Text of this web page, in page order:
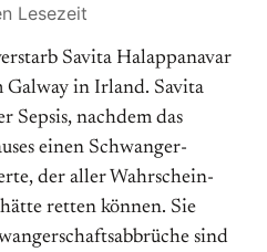
Lesezeit
Sa­vita Ha­lap­pa­na­var
in Ir­land. Savita
Sepsis, nachdem das
einen Schwanger­
der aller Wahr­schein­
retten können. Sie
sind